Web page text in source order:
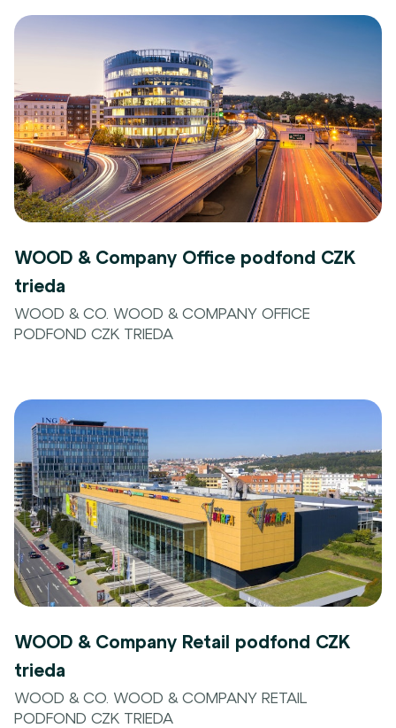
WOOD & Company Office podfond CZK
trieda
WOOD & CO. WOOD & COMPANY OFFICE
PODFOND CZK TRIEDA
WOOD & Company Retail podfond CZK
trieda
WOOD & CO. WOOD & COMPANY RETAIL
PODFOND CZK TRIEDA